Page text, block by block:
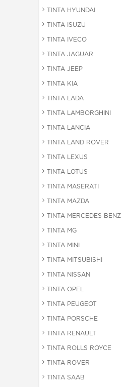
TINTA HYUNDAI
TINTA ISUZU
TINTA IVECO
TINTA JAGUAR
TINTA JEEP
TINTA KIA
TINTA LADA
TINTA LAMBORGHINI
TINTA LANCIA
TINTA LAND ROVER
TINTA LEXUS
TINTA LOTUS
TINTA MASERATI
TINTA MAZDA
TINTA MERCEDES BENZ
TINTA MG
TINTA MINI
TINTA MITSUBISHI
TINTA NISSAN
TINTA OPEL
TINTA PEUGEOT
TINTA PORSCHE
TINTA RENAULT
TINTA ROLLS ROYCE
TINTA ROVER
TINTA SAAB